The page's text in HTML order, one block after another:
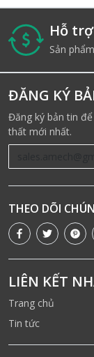
Hỗ
Sản
ĐĂNG KÝ
Đăng ký bản tin
thất mới nhất.
THEO DÕI
LIÊN KẾT
Trang chủ
Tin tức